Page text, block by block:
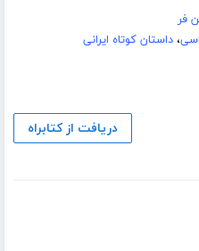
فر
،داستان کوتاه ایرانی
دریافت از کتابراه